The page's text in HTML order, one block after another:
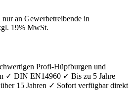
an Gewerbetreibende in
19% MwSt.
Profi-Hüpfburgen und
✓ DIN EN14960 ✓ Bis zu 5 Jahre
15 Jahren ✓ Sofort verfügbar direkt